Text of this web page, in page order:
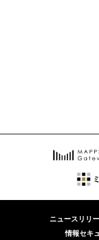
ニュースリリ
情報セキ